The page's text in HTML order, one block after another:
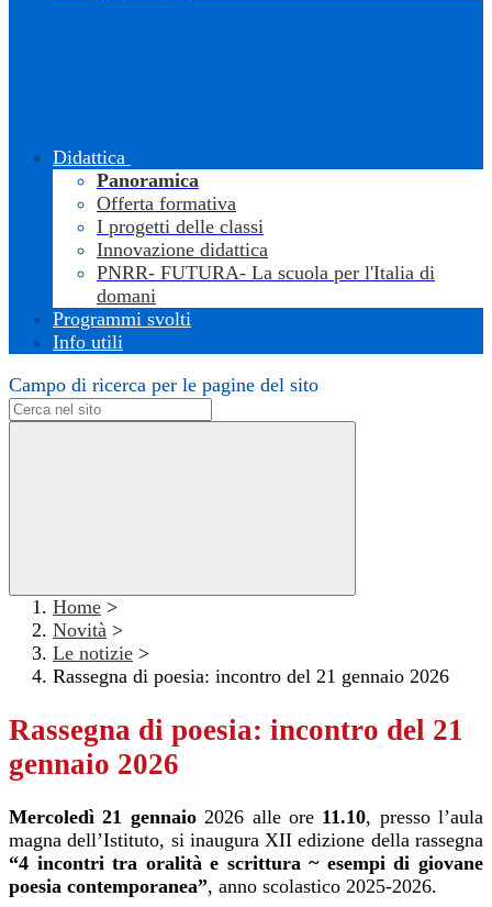
Didattica
Panoramica
Offerta formativa
I progetti delle classi
Innovazione didattica
PNRR- FUTURA- La scuola per l'Italia di
domani
Programmi svolti
Info utili
Campo di ricerca per le pagine del sito
Home >
Novità >
Le notizie >
Rassegna di poesia: incontro del 21 gennaio 2026
Rassegna di poesia: incontro del 21
gennaio 2026
Mercoledì 21 gennaio2026 alle ore 11.10, presso l’aula
magna dell’Istituto, si inaugura XII edizione della rassegna
“4 incontri tra oralità e scrittura ~ esempi di giovane
poesia contemporanea”, anno scolastico 2025-2026.